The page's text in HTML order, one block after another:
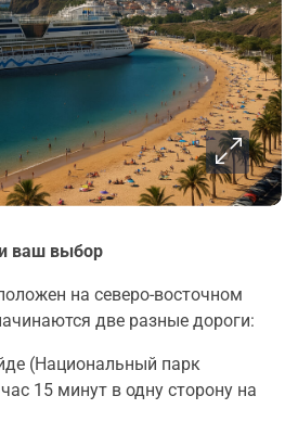
ваш выбор
на северо-восточном
две разные дороги:
(Национальный парк
15 минут в одну сторону на